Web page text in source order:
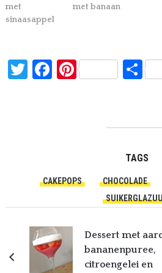
met
sinaasappel
met banaan
TwitterFacebook
Pinterest
TAGS
CAKEPOPS CHOCOLADE
Dessert met
bananenpuree,
citroengelei en